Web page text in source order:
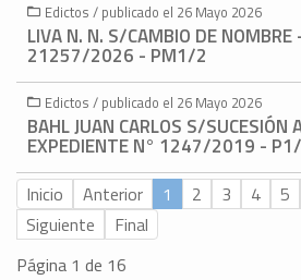
Edictos / publicado el 26 Mayo 2026
LIVA N. N. S/CAMBIO DE NOMBRE
21257/2026 - PM1/2
Edictos / publicado el 26 Mayo 2026
BAHL JUAN CARLOS S/SUCESIÓN
EXPEDIENTE N° 1247/2019 -
Inicio Anterior 1 2 3 4 5
Siguiente
Final
Página 1 de 16